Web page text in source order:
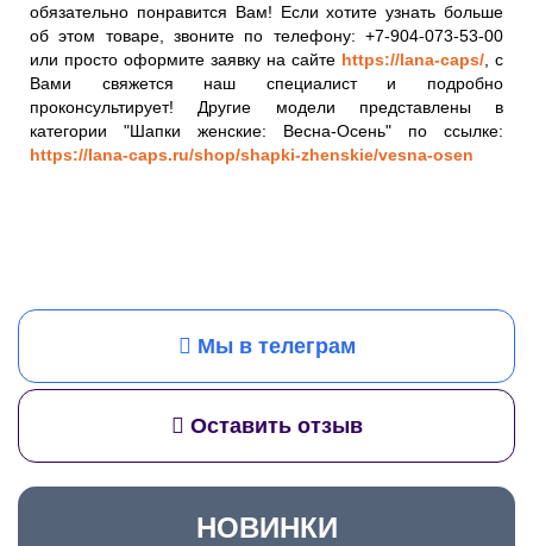
обязательно понравится Вам! Если хотите узнать больше
об этом товаре, звоните по телефону: +7-904-073-53-00
или просто оформите заявку на сайте https://lana-caps/, с
Вами свяжется наш специалист и подробно
проконсультирует! Другие модели представлены в
категории "Шапки женские: Весна-Осень" по ссылке:
https://lana-caps.ru/shop/shapki-zhenskie/vesna-osen
Мы в телеграм
Оставить отзыв
НОВИНКИ